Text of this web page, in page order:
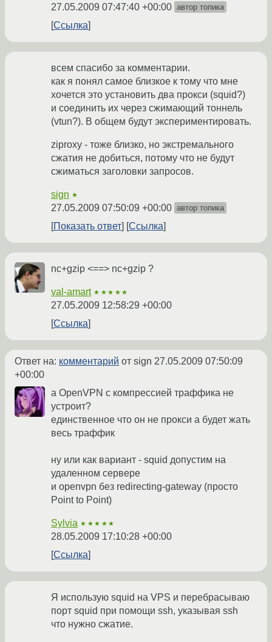
27.05.2009 07:47:40 +00:00 автор топика
Ссылка
всем спасибо за комментарии.
как я понял самое близкое к тому что мне
хочется это установить два прокси (squid?)
и соединить их через сжимающий тоннель
(vtun?). В общем будут экспериментировать.
ziproxy - тоже близко, но экстремального
сжатия не добиться, потому что не будут
сжиматься заголовки запросов.
sign ★
27.05.2009 07:50:09 +00:00 автор топика
Показать ответ Ссылка
nc+gzip <==> nc+gzip ?
val-amart ★★★★★
27.05.2009 12:58:29 +00:00
Ссылка
Ответ на: комментарий от sign 27.05.2009 07:50:09
+00:00
а OpenVPN с компрессией траффика не
устроит?
единственное что он не прокси а будет жать
весь траффик
ну или как вариант - squid допустим на
удаленном сервере
и openvpn без redirecting-gateway (просто
Point to Point)
Sylvia ★★★★★
28.05.2009 17:10:28 +00:00
Ссылка
Я использую squid на VPS и перебрасываю
порт squid при помощи ssh, указывая ssh
что нужно сжатие.